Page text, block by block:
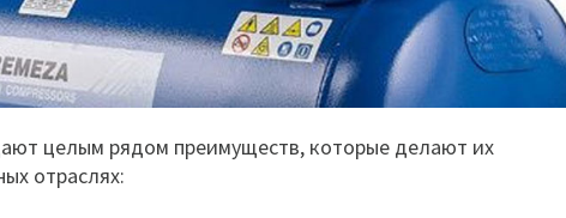
целым рядом преимуществ, которые делают их
отраслях: